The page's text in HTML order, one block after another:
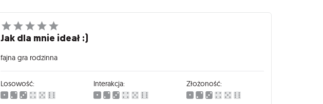
Jak dla mnie ideał :)
fajna gra rodzinna
Losowość: Interakcja: Złożoność: